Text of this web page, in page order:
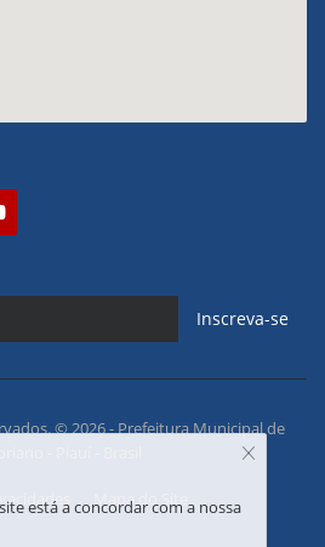
Inscreva-se
© 2026 - Prefeitura Municipal de
Mapa do Site
está a concordar com a nossa